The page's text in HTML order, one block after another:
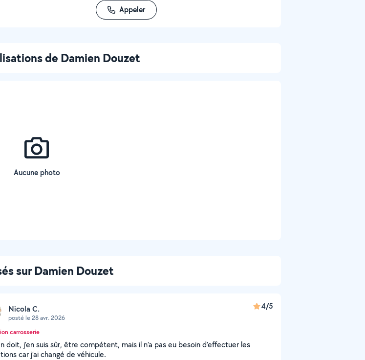
Appeler
de Damien Douzet
Aucune photo
sur Damien Douzet
Nicola C.
posté le 28 avr. 2026
4/5
carrosserie
doit, j’en suis sûr, être compétent, mais il n’a pas eu besoin d’effectuer les
car j’ai changé de véhicule.